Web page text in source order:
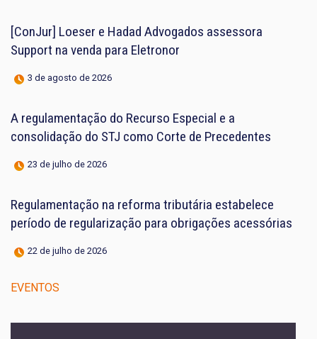
[ConJur] Loeser e Hadad Advogados assessora
Support na venda para Eletronor
3 de agosto de 2026
A regulamentação do Recurso Especial e a
consolidação do STJ como Corte de Precedentes
23 de julho de 2026
Regulamentação na reforma tributária estabelece
período de regularização para obrigações acessórias
22 de julho de 2026
EVENTOS